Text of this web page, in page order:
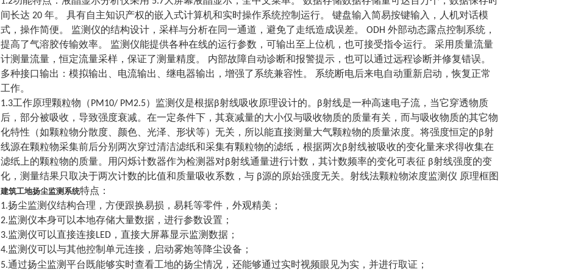
间长达 20 年。 具有自主知识产权的嵌入式计算机和实时操作系统控制运行。 键盘输入简易按键输入，人机对话模
式，操作简便。 监测仪的结构设计，采样与分析在同一通道，避免了走纸造成误差。 ODH 外部动态露点控制系统，
提高了气溶胶传输效率。 监测仪能提供各种在线的运行参数，可输出至上位机，也可接受指令运行。 采用质量流量
计测量流量，恒定流量采样，保证了测量精度。 内部故障自动诊断和报警提示，也可以通过远程诊断并修复错误。
多种接口输出：模拟输出、电流输出、继电器输出，增强了系统兼容性。 系统断电后来电自动重新启动，恢复正常
工作。
1.3工作原理颗粒物（PM10/ PM2.5）监测仪是根据β射线吸收原理设计的。β射线是一种高速电子流，当它穿透物质
后，部分被吸收，导致强度衰减。在一定条件下，其衰减量的大小仅与吸收物质的质量有关，而与吸收物质的其它物
化特性（如颗粒物分散度、颜色、光泽、形状等）无关，所以能直接测量大气颗粒物的质量浓度。将强度恒定的β射
线源在颗粒物采集前后分别两次穿过清洁滤纸和采集有颗粒物的滤纸，根据两次β射线被吸收的变化量来求得收集在
滤纸上的颗粒物的质量。用闪烁计数器作为检测器对β射线通量进行计数，其计数频率的变化可表征 β射线强度的变
化，测量结果只取决于两次计数的比值和质量吸收系数，与 β源的原始强度无关。射线法颗粒物浓度监测仪 原理框图
建筑工地扬尘监测系统特点：
1.扬尘监测仪结构合理，方便跟换易损，易耗等零件，外观精美；
2.监测仪本身可以本地存储大量数据，进行参数设置；
3.监测仪可以直接连接LED，直接大屏幕显示监测数据；
4.监测仪可以与其他控制单元连接，启动雾炮等降尘设备；
5.通过扬尘监测平台既能够实时查看工地的扬尘情况，还能够通过实时视频眼见为实，并进行取证 ；